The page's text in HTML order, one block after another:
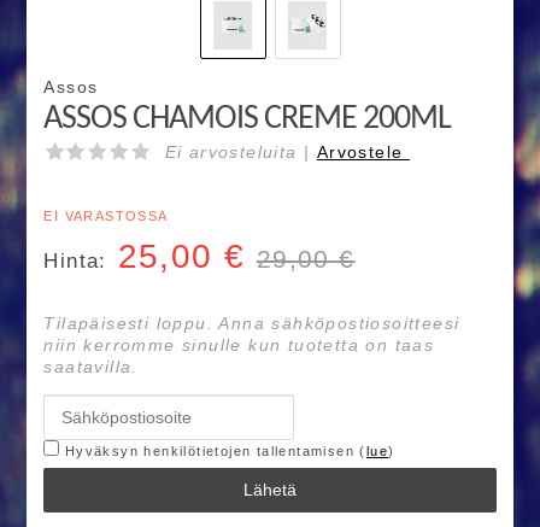
Assos
ASSOS CHAMOIS CREME 200ML
Ei arvosteluita | Arvostele
EI VARASTOSSA
Hinta: 25,00 € 29,00 €
Tilapäisesti loppu. Anna sähköpostiosoitteesi
niin kerromme sinulle kun tuotetta on taas
saatavilla.
Hyväksyn henkilötietojen tallentamisen (lue)
Lähetä